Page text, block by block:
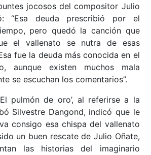
jocosos del compositor Julio
“Esa deuda prescribió por el
pero quedó la canción que
el vallenato se nutra de esas
fue la deuda más conocida en el
aunque existen muchos mala
se escuchan los comentarios”.
pulmón de oro’, al referirse a la
Silvestre Dangond, indicó que le
consigo esa chispa del vallenato
un buen rescate de Julio Oñate,
las historias del imaginario